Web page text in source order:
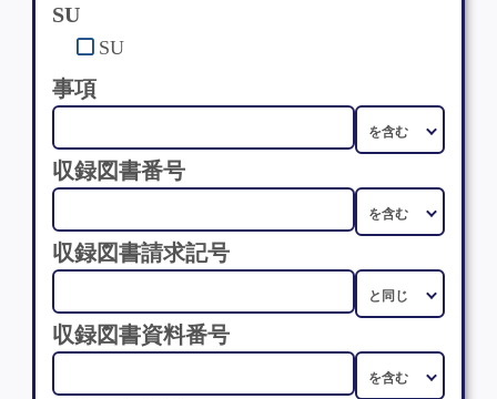
SU
SU
事項
収録図書番号
収録図書請求記号
収録図書資料番号